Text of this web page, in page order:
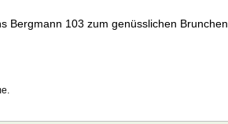
Bergmann 103 zum genüsslichen Brunchen.